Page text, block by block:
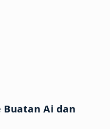
Buatan Ai dan